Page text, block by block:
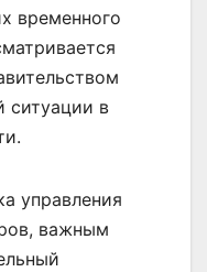
временного
ситуации в
управления
важным